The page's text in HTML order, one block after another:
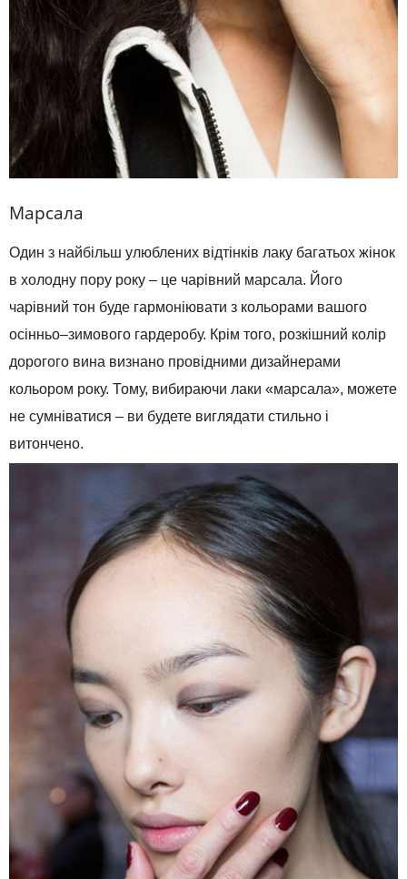
Марсала
Один з найбільш улюблених відтінків лаку багатьох жінок
в холодну пору року – це чарівний марсала. Його
чарівний тон буде гармоніювати з кольорами вашого
осінньо–зимового гардеробу. Крім того, розкішний колір
дорогого вина визнано провідними дизайнерами
кольором року. Тому, вибираючи лаки «марсала», можете
не сумніватися – ви будете виглядати стильно і
витончено.